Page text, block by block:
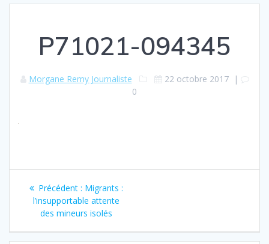
P71021-094345
Morgane Remy Journaliste 22 octobre 2017|
0
Navigation
l’article
Précédent : Article
précédent
:
Migrants :
l’insupportable attente
des mineurs isolés